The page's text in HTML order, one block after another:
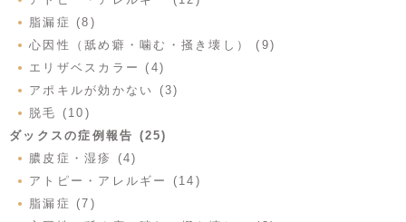
脂漏症 (8)
心因性（舐め癖・噛む・掻き壊し） (9)
エリザベスカラー (4)
アポキルが効かない (3)
脱毛 (10)
ダックスの症例報告 (25)
膿皮症・湿疹 (4)
アトピー・アレルギー (14)
脂漏症 (7)